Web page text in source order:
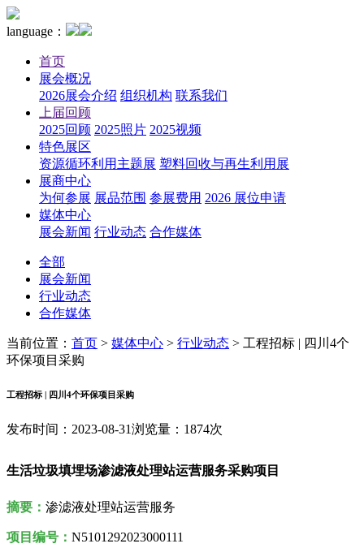
language：
首页
展会概况
2026展会介绍 组织机构 联系我们
上届回顾
2025回顾 2025照片 2025视频
特色展区
资源循环利用主题展 塑料回收与再生利用展
展商中心
为何参展 展品范围 参展费用 2026 展位申请
媒体中心
展会新闻 行业动态 合作媒体
全部
展会新闻
行业动态
合作媒体
当前位置： 首页 > 媒体中心 > 行业动态 > 工程招标 | 四川4个
环保项目采购
工程招标 | 四川4个环保项目采购
发布时间：2023-08-31浏览量：1874次
生活垃圾填埋场渗滤液处理站运营服务采购项目
摘要： 渗滤液处理站运营服务
项目编号： N5101292023000111